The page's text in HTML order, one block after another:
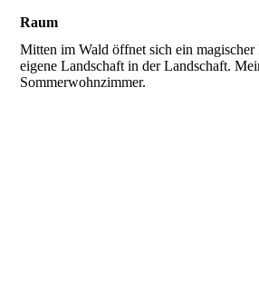
Raum
Mitten im Wald öffnet sich ein
eigene Landschaft in der Landschaft.
Sommerwohnzimmer.